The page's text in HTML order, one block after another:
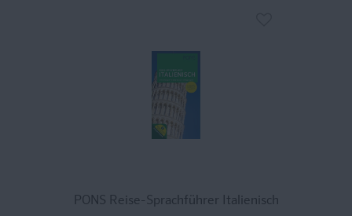
PONS Reise-Sprachführer Italienisch